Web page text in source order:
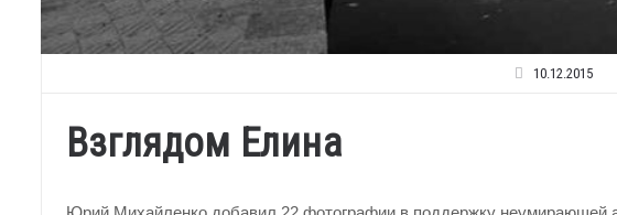
10.12.2015
Взглядом Елина